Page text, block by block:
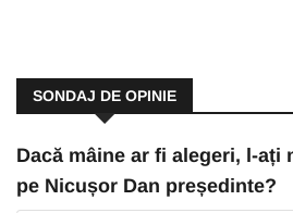
SONDAJ DE OPINIE
Dacă mâine ar fi alegeri, l-ați
pe Nicușor Dan președinte?